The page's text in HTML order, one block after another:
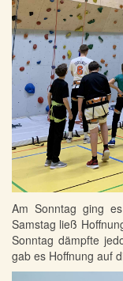
Am Sonntag ging
Samstag ließ
Sonntag dämpfte
gab es Hoffnung auf